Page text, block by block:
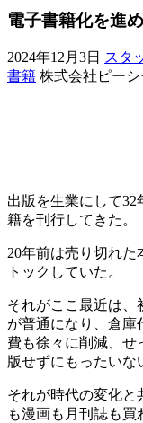
電子書籍化を進
2024年12月3日 スタ
書籍 株式会社ピー
出版を生業にして32
籍を刊行してきた。
20年前は売り切れた
トックしていた。
それがここ最近は、
が普通になり、倉庫
費も徐々に削減、せ
版せずにもったいな
それが時代の変化と
も漫画も月刊誌も買